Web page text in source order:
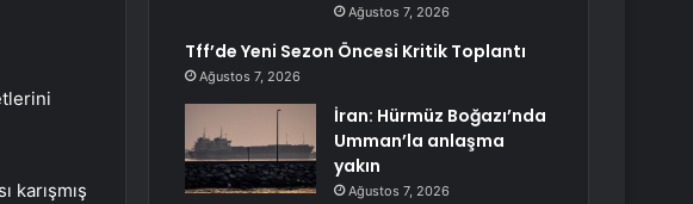
karışmış
Ağustos 7, 2026
Tff’de Yeni Sezon Öncesi Kritik Toplantı
Ağustos 7, 2026
İran: Hürmüz Boğazı’nda
Umman’la anlaşma
yakın
Ağustos 7, 2026